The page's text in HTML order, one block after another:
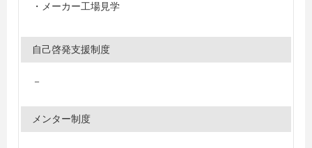
・メーカー工場見学
自己啓発支援制度
－
メンター制度